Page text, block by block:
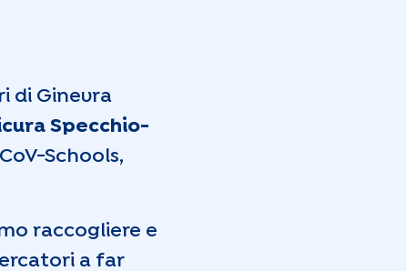
di Ginevra
Specchio-
Schools,
raccogliere e
a far